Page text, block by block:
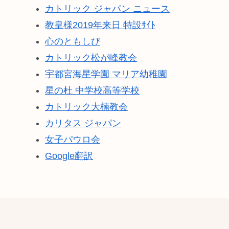
カトリック ジャパン ニュース
教皇様2019年来日 特設ｻｲﾄ
心のともしび
カトリック松が峰教会
宇都宮海星学園 マリア幼稚園
星の杜 中学校高等学校
カトリック大楠教会
カリタス ジャパン
女子パウロ会
Google翻訳